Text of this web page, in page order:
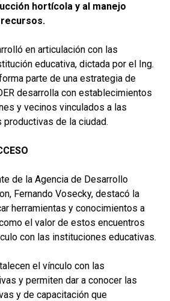
hortícola y al manejo
en articulación con las
educativa, dictada por el Ing.
parte de una estrategia de
desarrolla con establecimientos
y vecinos vinculados a las
de la ciudad.
de la Agencia de Desarrollo
Fernando Vosecky, destacó la
herramientas y conocimientos a
el valor de estos encuentros
con las instituciones educativas.
el vínculo con las
y permiten dar a conocer las
y de capacitación que